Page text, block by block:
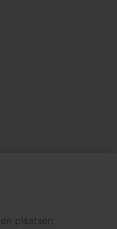
plaatsen.